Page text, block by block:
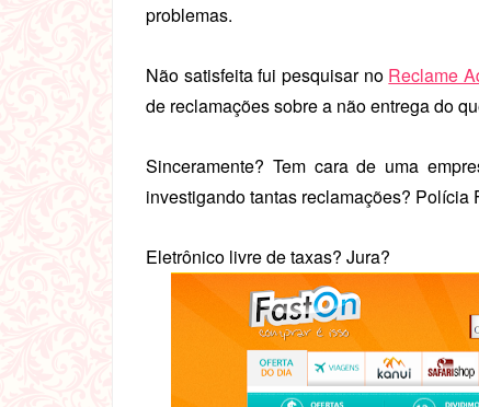
problemas.
Não satisfeita fui pesquisar no Reclame
de reclamações sobre a não entrega do
Sinceramente? Tem cara de uma
investigando tantas reclamações?
Eletrônico livre de taxas? Jura?